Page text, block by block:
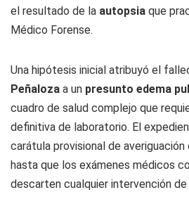
el resultado de la autopsia que
Médico Forense.
Una hipótesis inicial atribuyó el
Peñaloza a un presunto edema
cuadro de salud complejo que
definitiva de laboratorio. El
carátula provisional de
hasta que los exámenes médicos
descarten cualquier intervención